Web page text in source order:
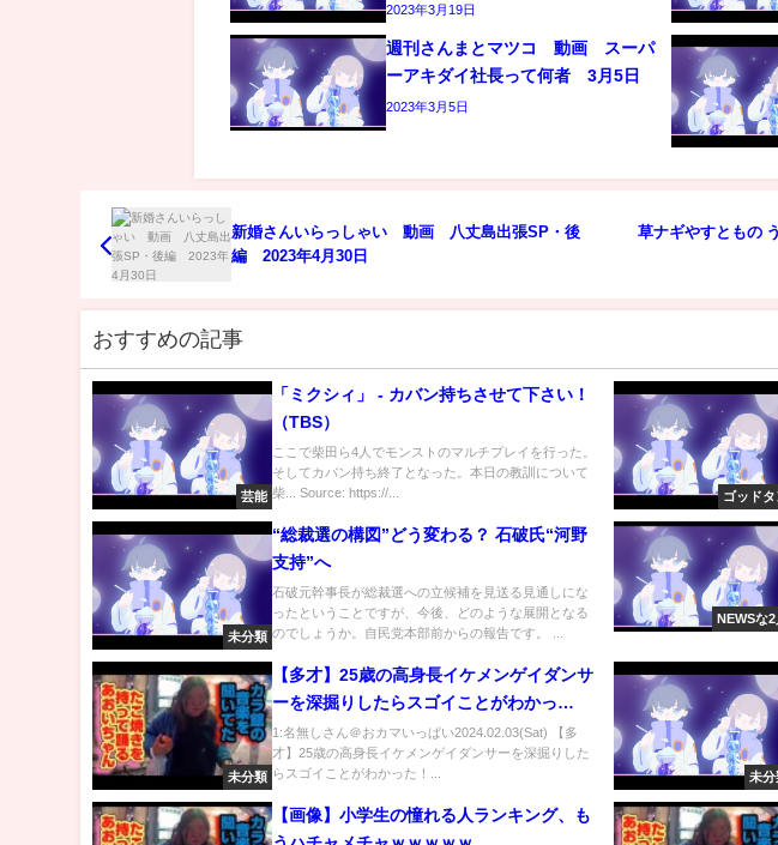
2023年3月19日
週刊さんまとマツコ 動画 スーパ
ーアキダイ社長って何者 3月5日
2023年3月5日
新婚さんいらっしゃい 動画 八丈島出張SP・後
編 2023年4月30日
草ナギやすともの
おすすめの記事
芸能
「ミクシィ」 - カバン持ちさせて下さい！
（TBS）
ここで柴田ら4人でモンストのマルチプレイを行った。
そしてカバン持ち終了となった。本日の教訓について
柴... Source: https://...
ゴッドタ
未分類
“総裁選の構図”どう変わる？ 石破氏“河野
支持”へ
石破元幹事長が総裁選への立候補を見送る見通しにな
ったということですが、今後、どのような展開となる
のでしょうか。自民党本部前からの報告です。 ...
NEWSな2
未分類
【多才】25歳の高身長イケメンゲイダンサ
ーを深掘りしたらスゴイことがわかっ
た！！
1:名無しさん＠おカマいっぱい2024.02.03(Sat) 【多
才】25歳の高身長イケメンゲイダンサーを深掘りした
らスゴイことがわかった！...
未分
【画像】小学生の憧れる人ランキング、も